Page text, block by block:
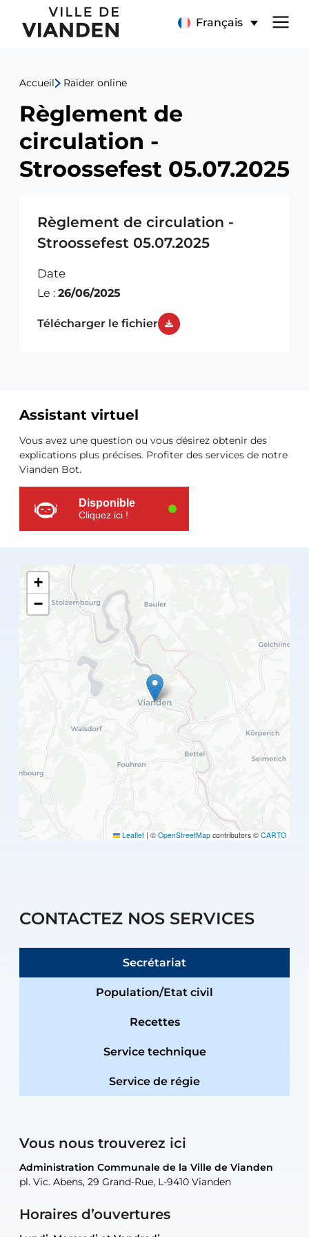
Règlement
de
circulation
Stroossefest
05.07.2025
Français
Menu
navigation
principal
Accueil Raider online
Règlement de
circulation -
Stroossefest 05.07.2025
Règlement de circulation -
Stroossefest 05.07.2025
Date
Le : 26/06/2025
Télécharger le fichier
Ressources
supplémentaires
Assistant virtuel
Vous avez une question ou vous désirez obtenir des
explications plus précises. Profiter des services de notre
Vianden Bot.
Disponible
Cliquez ici !
+
−
Leaflet | © OpenStreetMap contributors © CARTO
CONTACTEZ NOS SERVICES
Secrétariat
Population/Etat civil
Recettes
Service technique
Service de régie
Vous nous trouverez ici
Administration Communale de la Ville de Vianden
pl. Vic. Abens, 29 Grand-Rue, L-9410 Vianden
Horaires d’ouvertures
Administration Communale de la Ville de Vianden
pl. Vic. Abens, 29 Grand-Rue, L-9410 Vianden
Administration Communale de la Ville de Vianden
pl. Vic. Abens, 29 Grand-Rue, L-9410 Vianden
Administration Communale de la Ville de Vianden
pl. Vic. Abens, 29 Grand-Rue, L-9410 Vianden
Atelier Communal de la Ville de Vianden
30, rue Neugarten, L-9422 Vianden